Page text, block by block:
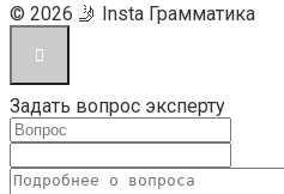
© 2026 🤳 Insta Грамматика
Задать вопрос эксперту